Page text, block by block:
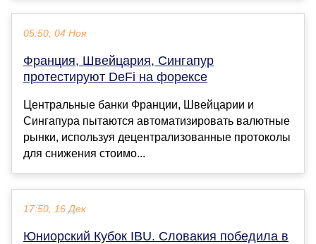
05:50, 04 Ноя
Франция, Швейцария, Сингапур
протестируют DeFi на форексе
Центральные банки Франции, Швейцарии и
Сингапура пытаются автоматизировать валютные
рынки, используя децентрализованные протоколы
для снижения стоимо...
17:50, 16 Дек
Юниорский Кубок IBU. Словакия победила в